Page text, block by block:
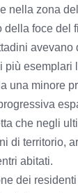
nella zona
foce del
avevano
più esemplari
una minore
che negli
di territorio,
abitati.
dei